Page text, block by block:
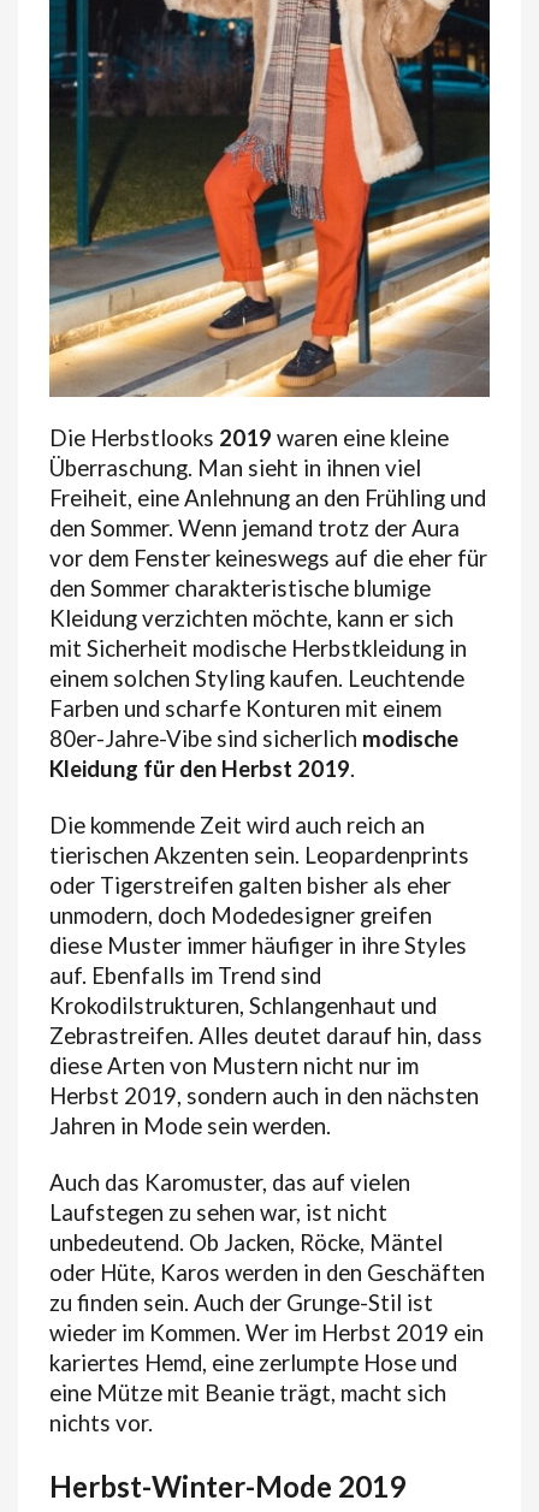
Die Herbstlooks 2019 waren eine kleine
Überraschung. Man sieht in ihnen viel
Freiheit, eine Anlehnung an den Frühling und
den Sommer. Wenn jemand trotz der Aura
vor dem Fenster keineswegs auf die eher für
den Sommer charakteristische blumige
Kleidung verzichten möchte, kann er sich
mit Sicherheit modische Herbstkleidung in
einem solchen Styling kaufen. Leuchtende
Farben und scharfe Konturen mit einem
80er-Jahre-Vibe sind sicherlich modische
Kleidung für den Herbst 2019.
Die kommende Zeit wird auch reich an
tierischen Akzenten sein. Leopardenprints
oder Tigerstreifen galten bisher als eher
unmodern, doch Modedesigner greifen
diese Muster immer häufiger in ihre Styles
auf. Ebenfalls im Trend sind
Krokodilstrukturen, Schlangenhaut und
Zebrastreifen. Alles deutet darauf hin, dass
diese Arten von Mustern nicht nur im
Herbst 2019, sondern auch in den nächsten
Jahren in Mode sein werden.
Auch das Karomuster, das auf vielen
Laufstegen zu sehen war, ist nicht
unbedeutend. Ob Jacken, Röcke, Mäntel
oder Hüte, Karos werden in den Geschäften
zu finden sein. Auch der Grunge-Stil ist
wieder im Kommen. Wer im Herbst 2019 ein
kariertes Hemd, eine zerlumpte Hose und
eine Mütze mit Beanie trägt, macht sich
nichts vor.
Herbst-Winter-Mode 2019